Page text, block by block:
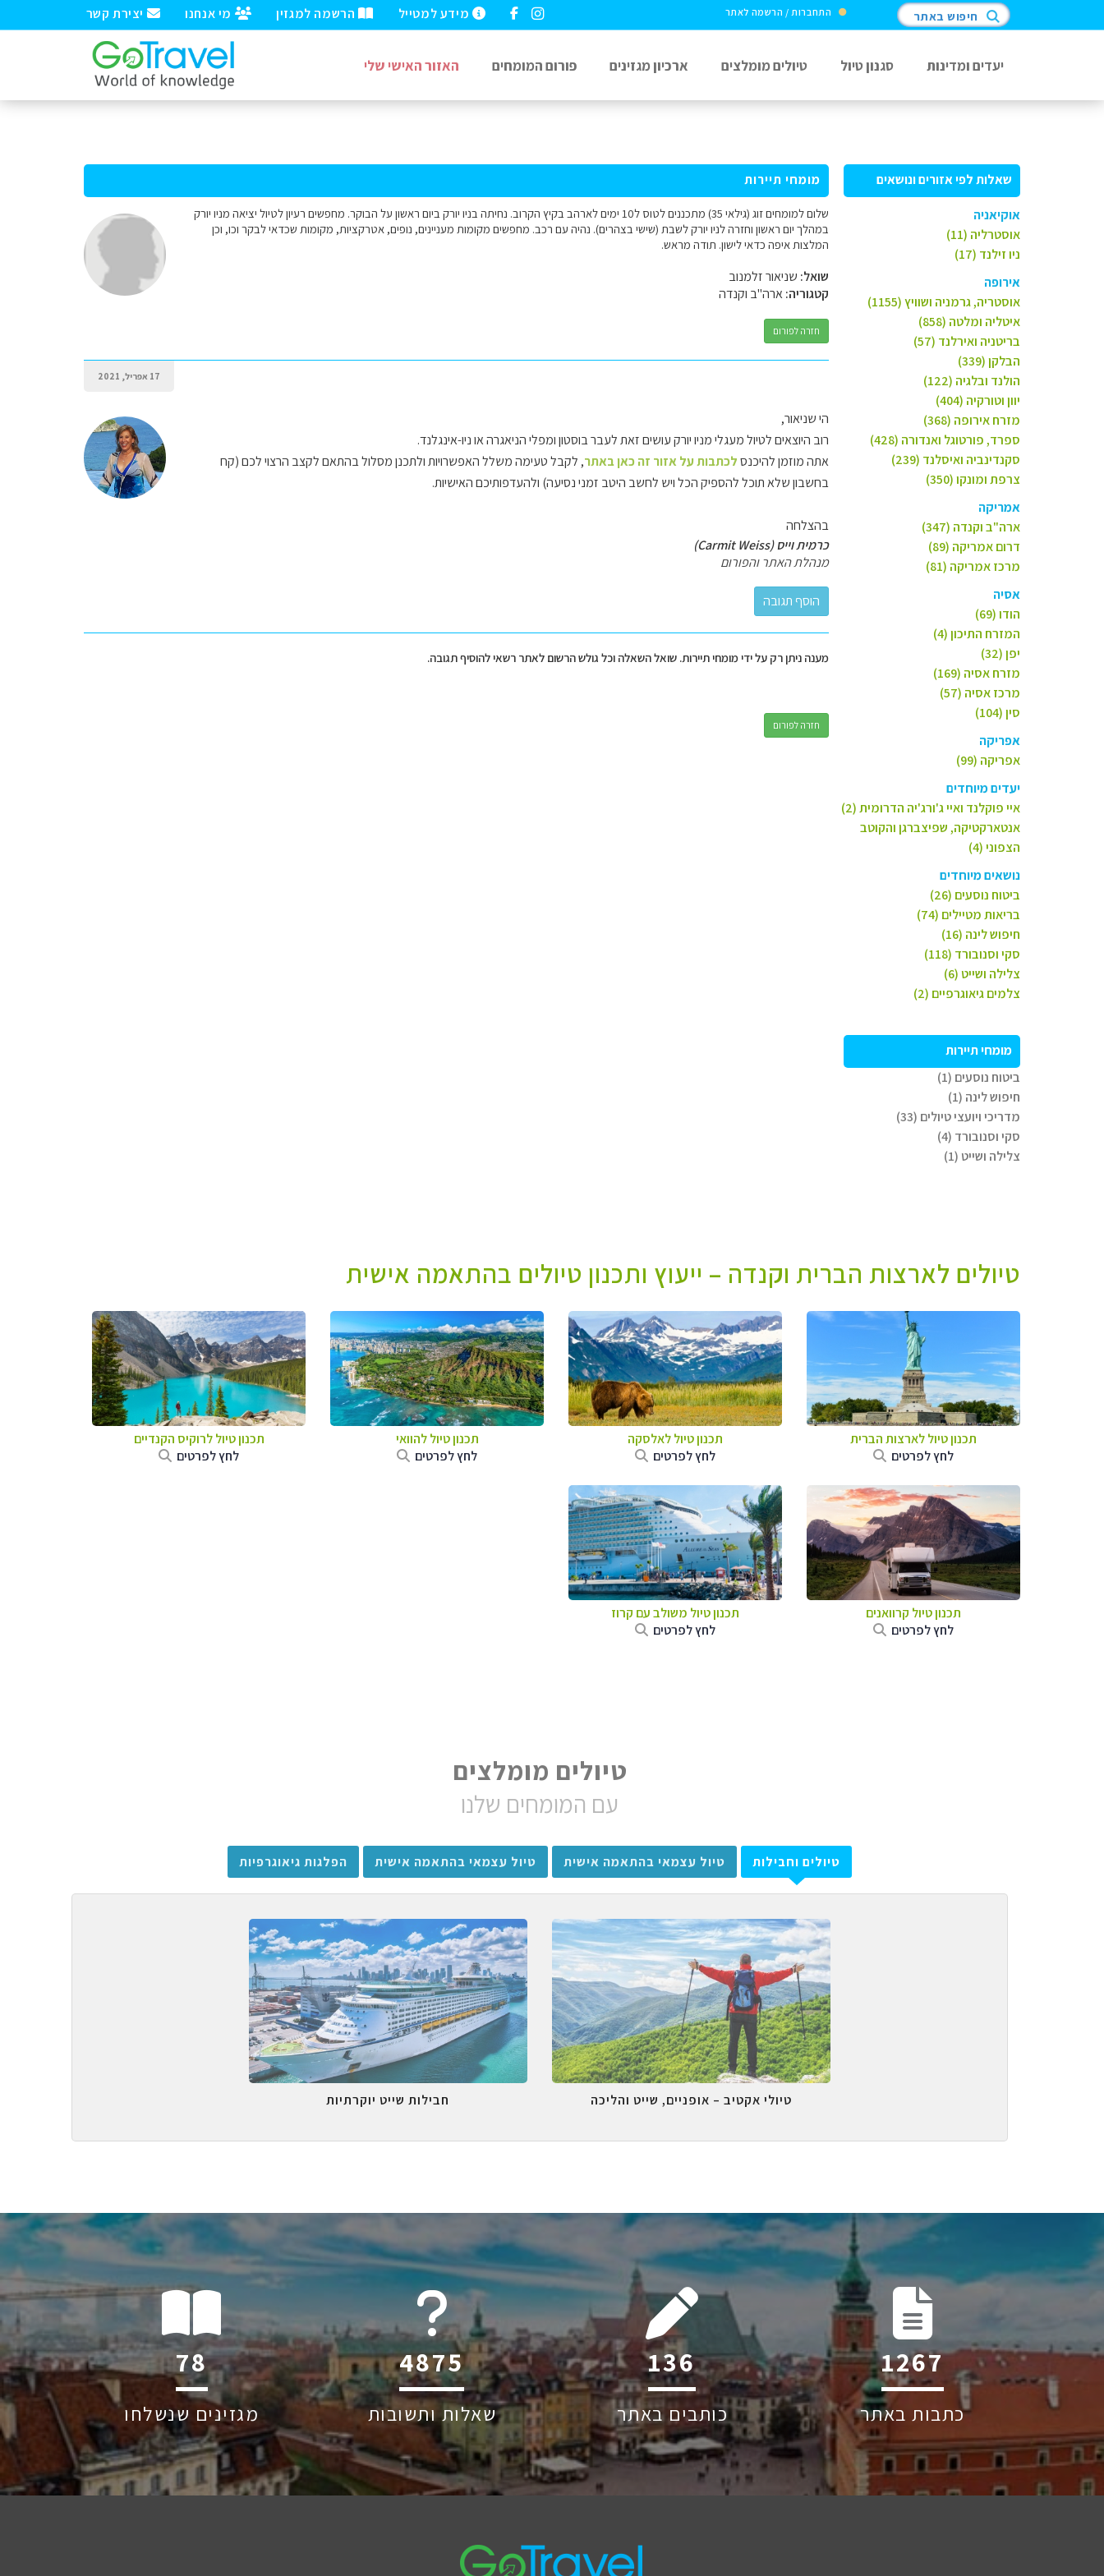
יצירת קשר מי אנחנו הרשמה למגזין מידע למטייל התחברות / הרשמה לאתר חיפוש באתר
יעדים ומדינות סגנון טיול טיולים מומלצים ארכיון מגזינים פורום המומחים האזור האישי שלי
שאלות לפי אזורים ונושאים
אוקיאניה
אוסטרליה (11)
ניו זילנד (17)
אירופה
אוסטריה, גרמניה ושוויץ (1155)
איטליה ומלטה (858)
בריטניה ואירלנד (57)
הבלקן (339)
הולנד ובלגיה (122)
יוון וטורקיה (404)
מזרח אירופה (368)
ספרד, פורטוגל ואנדורה (428)
סקנדינביה ואיסלנד (239)
צרפת ומונקו (350)
אמריקה
ארה"ב וקנדה (347)
דרום אמריקה (89)
מרכז אמריקה (81)
אסיה
הודו (69)
המזרח התיכון (4)
יפן (32)
מזרח אסיה (169)
מרכז אסיה (57)
סין (104)
אפריקה
אפריקה (99)
יעדים מיוחדים
איי פוקלנד ואיי ג'ורג'יה הדרומית (2)
אנטארקטיקה, שפיצברגן והקוטב
הצפוני (4)
נושאים מיוחדים
ביטוח נוסעים (26)
בריאות מטיילים (74)
חיפוש לינה (16)
סקי וסנובורד (118)
צלילה ושייט (6)
צלמים גיאוגרפיים (2)
מומחי תיירות
ביטוח נוסעים (1)
חיפוש לינה (1)
מדריכי ויועצי טיולים (33)
סקי וסנובורד (4)
צלילה ושייט (1)
מומחי תיירות
שלום למומחים זוג (גילאי 35) מתכננים לטוס ל10 ימים לארהב בקיץ הקרוב. נחיתה בניו יורק ביום ראשון על הבוקר. מחפשים רעיון לטיול יציאה מניו יורק
במהלך יום ראשון וחזרה לניו יורק לשבת (שישי בצהרים). נהיה עם רכב. מחפשים מקומות מעניינים, נופים, אטרקציות, מקומות שכדאי לבקר וכו, וכן
המלצות איפה כדאי לישון. תודה מראש.
שואל: שניאור זלמנוב
קטגוריה:ארה"ב וקנדה
חזרה לפורום
17 אפריל, 2021
הי שניאור,
רוב היוצאים לטיול מעגלי מניו יורק עושים זאת לעבר בוסטון ומפלי הניאגרה או ניו-אינגלנד.
אתה מוזמן להיכנסלכתבות על אזור זה כאן באתר, לקבל טעימה משלל האפשרויות ולתכנן מסלול בהתאם לקצב הרצוי לכם (קח
בחשבון שלא תוכל להספיק הכל ויש לחשב היטב זמני נסיעה) ולהעדפותיכם האישיות.
בהצלחה
כרמית וייס (Carmit Weiss)
מנהלת האתר והפורום
מענה ניתן רק על ידי מומחי תיירות. שואל השאלה וכל גולש הרשום לאתר רשאי להוסיף תגובה.
חזרה לפורום
טיולים לארצות הברית וקנדה – ייעוץ ותכנון טיולים בהתאמה אישית
תכנון טיול לארצות הברית
לחץ לפרטים
תכנון טיול לאלסקה
לחץ לפרטים
תכנון טיול להוואי
לחץ לפרטים
תכנון טיול לרוקיס הקנדיים
לחץ לפרטים
תכנון טיול קרוואנים
לחץ לפרטים
תכנון טיול משולב עם קרוז
לחץ לפרטים
טיולים מומלצים
עם המומחים שלנו
טיולים וחבילות טיול עצמאי בהתאמה אישית טיול עצמאי בהתאמה אישית הפלגות גיאוגרפיות
טיולי אקטיב – אופניים, שייט והליכה חבילות שייט יוקרתיות
116
מגזינים שנשלחו
6045
שאלות ותשובות
204
כותבים באתר
1895
כתבות באתר